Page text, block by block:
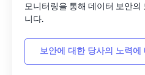
모니터링을 통해 데이터 보안
니다.
보안에 대한 당사의 노력